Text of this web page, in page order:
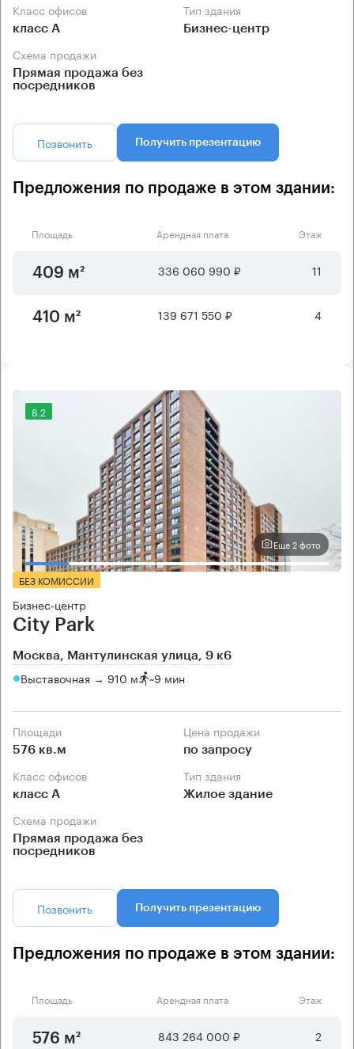
Класс офисов
класс А
Тип здания
Бизнес-центр
Схема продажи
Прямая продажа без
посредников
Позвонить Получить презентацию
Предложения по продаже в этом здании:
Площадь Арендная плата Этаж
409 м² 336 060 990 ₽ 11
410 м² 139 671 550 ₽ 4
8.2
Еще 2 фото
БЕЗ КОМИССИИ
Бизнес-центр
City Park
Москва, Мантулинская улица, 9 к6
Выставочная → 910 м ~9 мин
Площади
576 кв.м
Цена продажи
по запросу
Класс офисов
класс А
Тип здания
Жилое здание
Схема продажи
Прямая продажа без
посредников
Позвонить Получить презентацию
Предложения по продаже в этом здании:
Площадь Арендная плата Этаж
576 м² 843 264 000 ₽ 2